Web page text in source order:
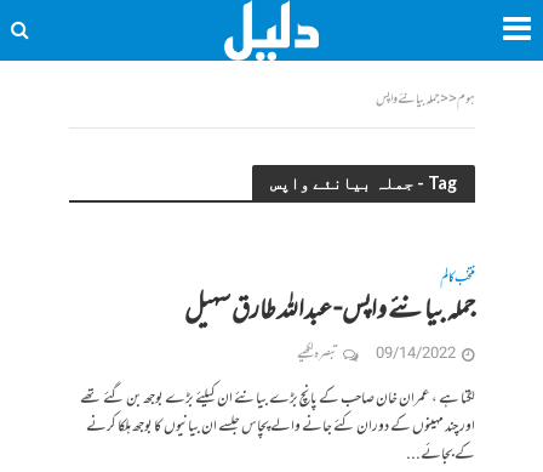
ہوم<<جملہ بیانئے واپس
Tag - جملہ بیانئے واپس
منتخب کالم
جملہ بیانئے واپس- عبداللہ طارق سہیل
09/14/2022 تبصرہ لکھیے
لگتا ہے ، عمران خان صاحب کے پانچ بڑے بیانئے ان کیلئے بڑے بوجھ بن گئے تھے
اور چند مہینوں کے دوران کئے جانے والے پچاس جلسے ان بیانیوں کا بوجھ ہلکا کرنے
کے بجائے...